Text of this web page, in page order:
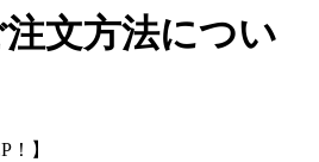
文方法につい
！】